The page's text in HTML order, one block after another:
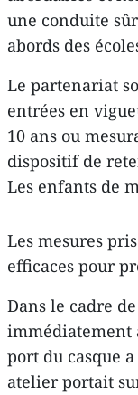
une conduite
abords des
Le partenariat
entrées en
10 ans ou
dispositif de
Les enfants de
Les mesures
efficaces pour
Dans le cadre
immédiatement
port du casque
atelier portait